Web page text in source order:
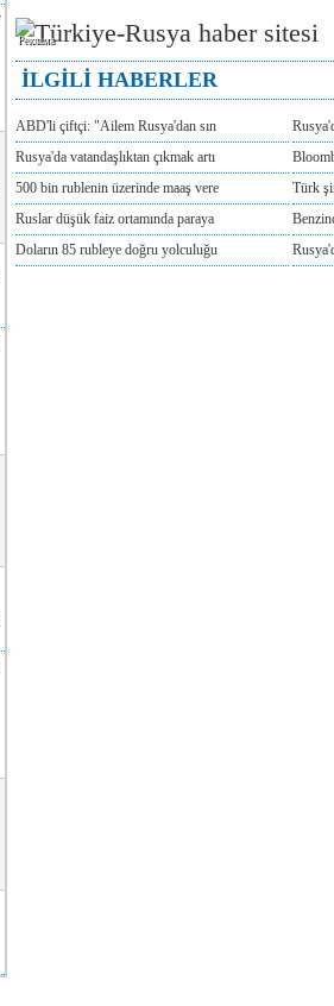
Реклама
İLGİLİ HABERLER
ABD'li çiftçi: "Ailem Rusya'dan sın
Rusya'da vatandaşlıktan çıkmak artı
500 bin rublenin üzerinde maaş vere
Türk
Ruslar düşük faiz ortamında paraya
Doların 85 rubleye doğru yolculuğu